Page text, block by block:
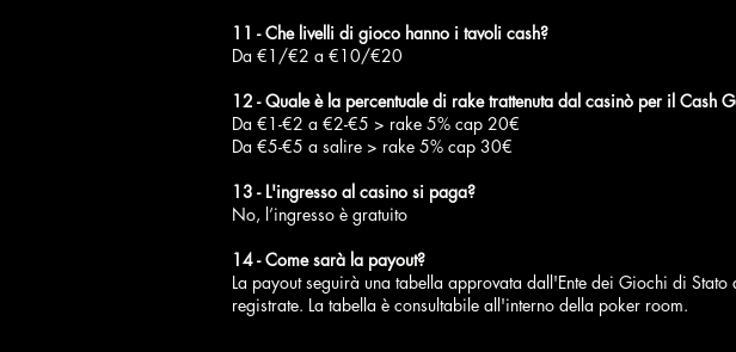
11 - Che livelli di gioco hanno i tavoli cash?
Da €1/€2 a €10/€20
12 - Quale è la percentuale di rake trattenuta dal casinò per il Cash
Da €1-€2 a €2-€5 > rake 5% cap 20€
Da €5-€5 a salire > rake 5% cap 30€
13 - L'ingresso al casino si paga?
No, l’ingresso è gratuito
14 - Come sarà la payout?
La payout seguirà una tabella approvata dall'Ente dei Giochi di
registrate. La tabella è consultabile all'interno della poker room.